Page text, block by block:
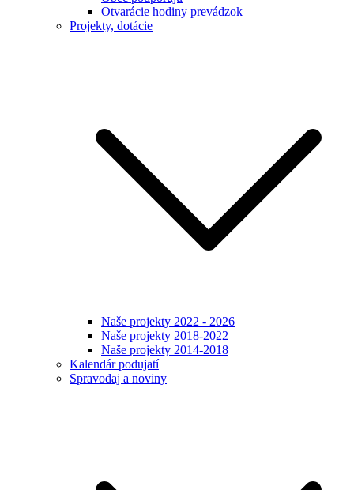
Otvarácie hodiny prevádzok
Projekty, dotácie
Naše projekty 2022 - 2026
Naše projekty 2018-2022
Naše projekty 2014-2018
Kalendár podujatí
Spravodaj a noviny